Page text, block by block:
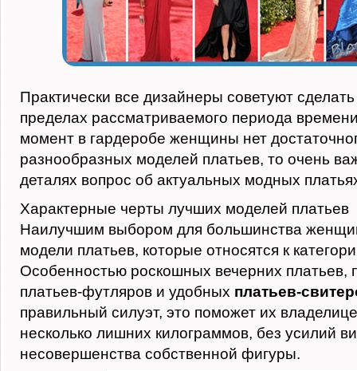
Практически все дизайнеры советуют
пределах рассматриваемого периода
момент в гардеробе женщины нет
разнообразных моделей платьев, то очень
деталях вопрос об актуальных модных
Характерные черты лучших моделей платьев
Наилучшим выбором для большинства
модели платьев, которые относятся к
Особенностью роскошных вечерних платьев,
платьев-футляров и удобных платьев-
правильный силуэт, это поможет их
несколько лишних килограммов, без усилий
несовершенства собственной фигуры.